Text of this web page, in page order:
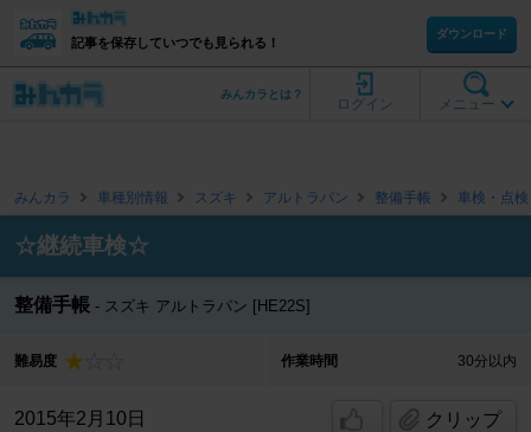
記事を保存していつでも見られる！
ダウンロード
メニュー
ログイン
みんカラとは？
みんカラ 車種別情報 スズキ アルトラパン 整備手帳 車検・点検
☆継続車検☆
整備手帳 スズキ アルトラパン [HE22S]
難易度 作業時間 30分以内
2015年2月10日 クリップ